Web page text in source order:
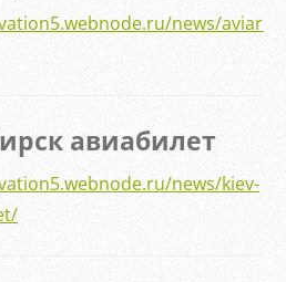
news/
авиабилет
news/kiev-